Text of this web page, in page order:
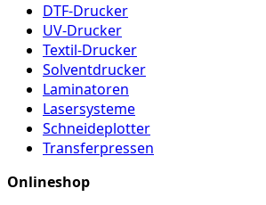
DTF-Drucker
UV-Drucker
Textil-Drucker
Solventdrucker
Laminatoren
Lasersysteme
Schneideplotter
Transferpressen
Onlineshop